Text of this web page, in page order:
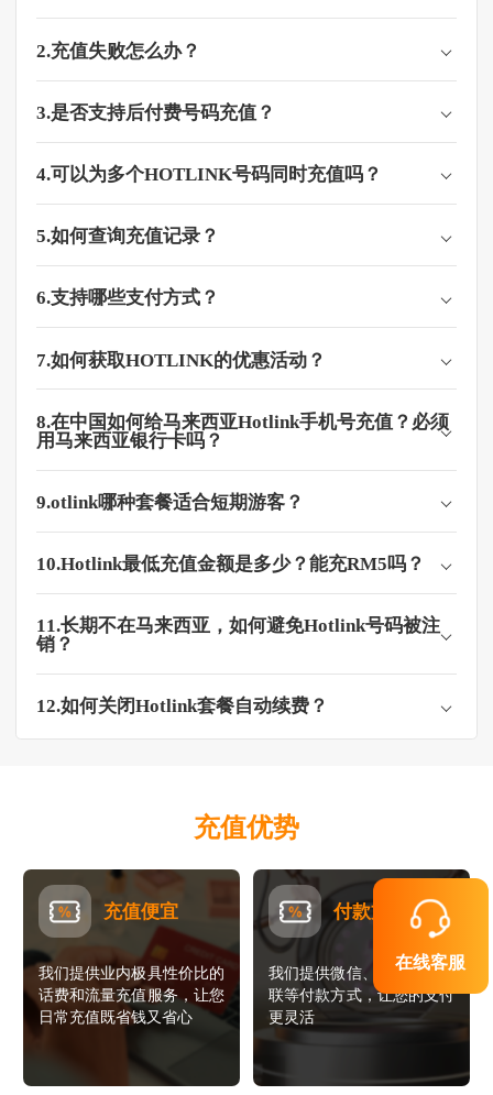
在线客服
2.充值失败怎么办？
3.是否支持后付费号码充值？
4.可以为多个HOTLINK号码同时充值吗？
5.如何查询充值记录？
6.支持哪些支付方式？
7.如何获取HOTLINK的优惠活动？
8.在中国如何给马来西亚Hotlink手机号充值？必须
用马来西亚银行卡吗？
9.otlink哪种套餐适合短期游客？
10.Hotlink最低充值金额是多少？能充RM5吗？​
11.长期不在马来西亚，如何避免Hotlink号码被注
销？
12.如何关闭Hotlink套餐自动续费？
充值优势
充值便宜
我们提供业内极具性价比的
话费和流量充值服务，让您
日常充值既省钱又省心
付款方便
我们提供微信、支付宝、银
联等付款方式，让您的支付
更灵活